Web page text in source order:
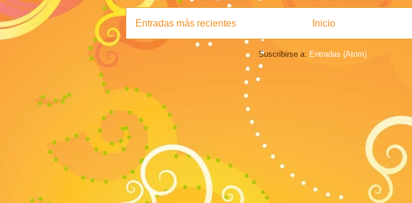
Entradas más recientes Inicio
Suscribirse a: Entradas (Atom)